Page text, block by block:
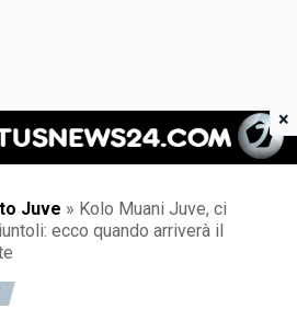
Juventus News 24
Juve » Kolo Muani Juve, ci
ecco quando arriverà il
×